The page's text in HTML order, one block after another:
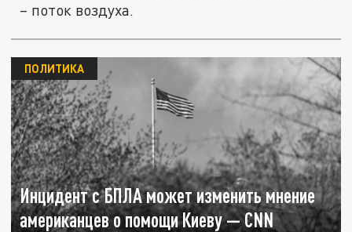
– поток воздуха.
Инцидент с БПЛА может изменить мнение
американцев о помощи Киеву — CNN
ПОЛИТИКА